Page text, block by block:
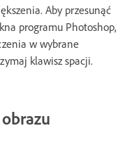
Aby przesunąć
programu Photoshop,
w wybrane
klawisz spacji.